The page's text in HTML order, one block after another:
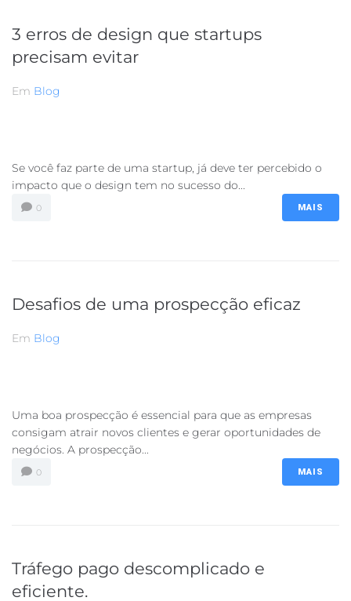
3 erros de design que startups
precisam evitar
Em Blog
Se você faz parte de uma startup, já deve ter percebido o
impacto que o design tem no sucesso do...
0 MAIS
Desafios de uma prospecção eficaz
Em Blog
Uma boa prospecção é essencial para que as empresas
consigam atrair novos clientes e gerar oportunidades de
negócios. A prospecção...
0 MAIS
Tráfego pago descomplicado e
eficiente.